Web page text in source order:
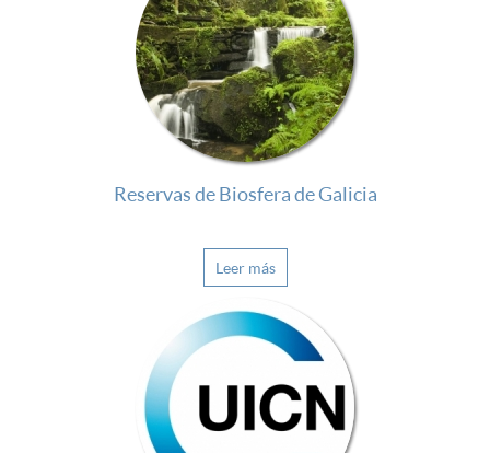
Reservas de Biosfera de Galicia
Leer más